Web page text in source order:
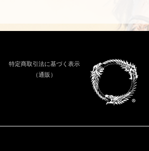
特定商取引法に基づく表示
（通販）